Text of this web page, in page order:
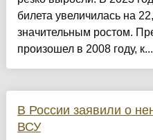
билета увеличилась на
значительным ростом.
произошел в 2008 году, к...
В России заявили о
ВСУ